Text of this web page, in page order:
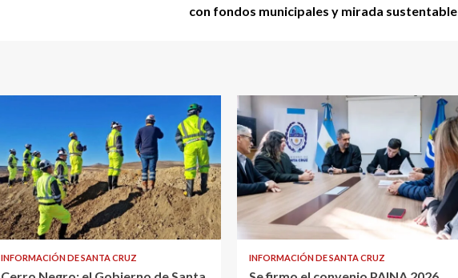
con fondos municipales y mirada sustentable
INFORMACIÓN DE SANTA CRUZ INFORMACIÓN DE SANTA CRUZ